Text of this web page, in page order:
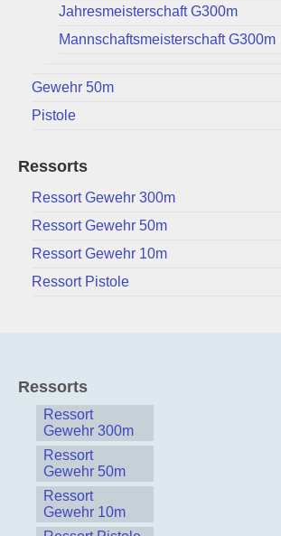
Jahresmeisterschaft G300m
Mannschaftsmeisterschaft G300m
Gewehr 50m
Pistole
Ressorts
Ressort Gewehr 300m
Ressort Gewehr 50m
Ressort Gewehr 10m
Ressort Pistole
Ressorts
Ressort
Gewehr 300m
Ressort
Gewehr 50m
Ressort
Gewehr 10m